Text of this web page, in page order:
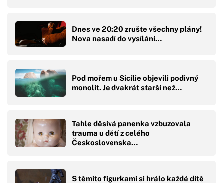
Dnes ve 20:20 zrušte všechny plány!
Nova nasadí do vysílání…
Pod mořem u Sicílie objevili podivný
monolit. Je dvakrát starší než…
Tahle děsivá panenka vzbuzovala
trauma u dětí z celého
Československa…
S těmito figurkami si hrálo každé dítě